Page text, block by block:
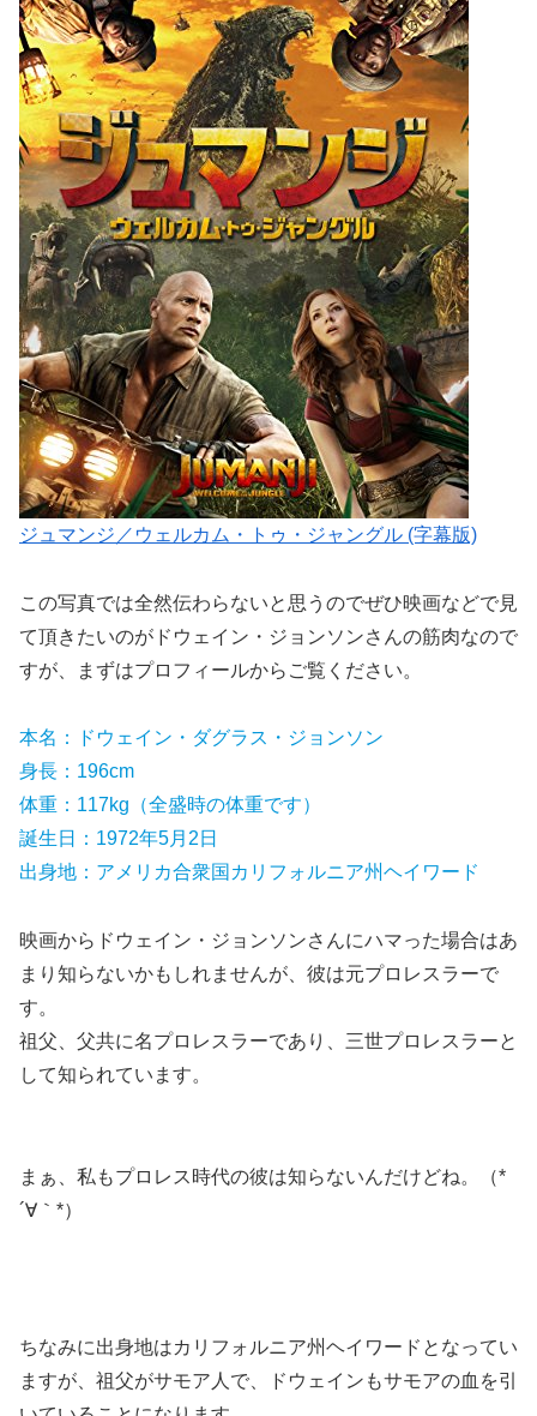
ジュマンジ／ウェルカム・トゥ・ジャングル (字幕版)
この写真では全然伝わらないと思うのでぜひ映画などで見
て頂きたいのがドウェイン・ジョンソンさんの筋肉なので
すが、まずはプロフィールからご覧ください。
本名：ドウェイン・ダグラス・ジョンソン
身長：196cm
体重：117kg（全盛時の体重です）
誕生日：1972年5月2日
出身地：アメリカ合衆国カリフォルニア州ヘイワード
映画からドウェイン・ジョンソンさんにハマった場合はあ
まり知らないかもしれませんが、彼は元プロレスラーで
す。
祖父、父共に名プロレスラーであり、三世プロレスラーと
して知られています。
まぁ、私もプロレス時代の彼は知らないんだけどね。（*
´∀｀*）
ちなみに出身地はカリフォルニア州ヘイワードとなってい
ますが、 祖父がサモア人で、ドウェインもサモアの血を引